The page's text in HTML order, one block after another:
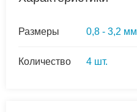
Размеры 0,8 - 3,2 мм
Количество 4 шт.